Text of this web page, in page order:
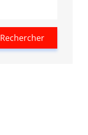
Rechercher